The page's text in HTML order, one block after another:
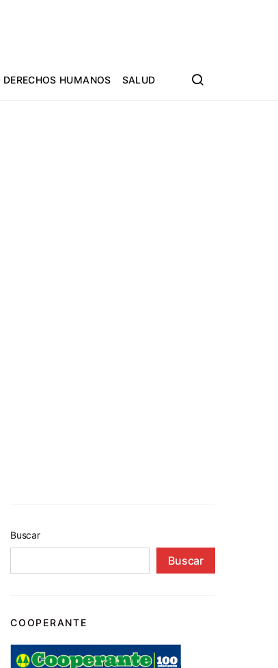
DERECHOS HUMANOS SALUD
Buscar
Buscar
COOPERANTE